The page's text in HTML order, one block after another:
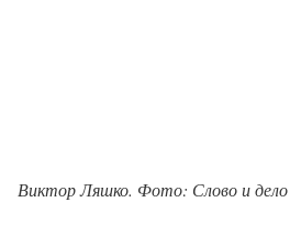
Виктор Ляшко. Фото: Слово и дело